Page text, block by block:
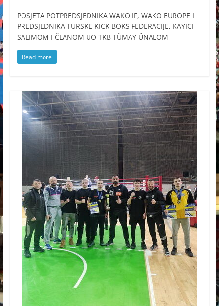
POSJETA POTPREDSJEDNIKA WAKO IF, WAKO EUROPE I
PREDSJEDNIKA TURSKE KICK BOKS FEDERACIJE, KAYICI
SALIMOM I ČLANOM UO TKB TÜMAY ÜNALOM
Read more